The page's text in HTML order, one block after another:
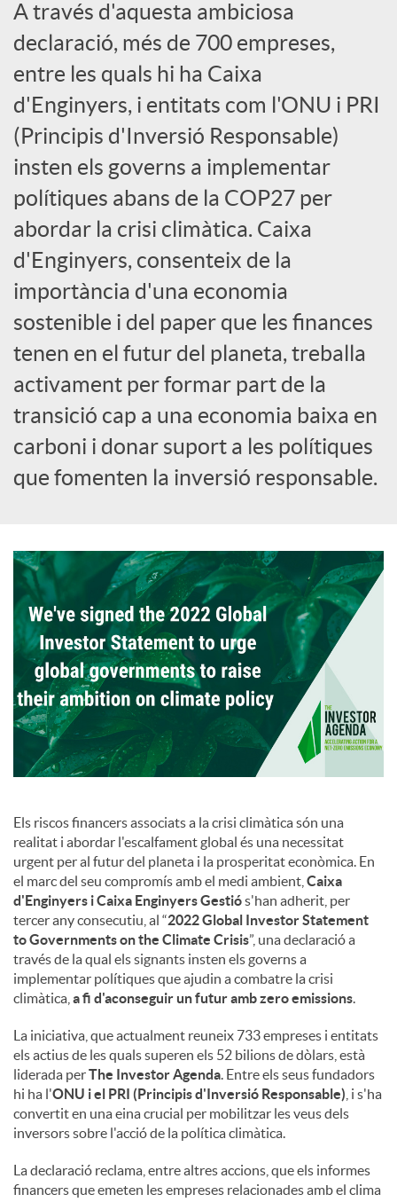
a
l
s
A través d'aquesta ambiciosa
declaració, més de 700 empreses,
entre les quals hi ha Caixa
d'Enginyers, i entitats com l'ONU i PRI
(Principis d'Inversió Responsable)
insten els governs a implementar
polítiques abans de la COP27 per
abordar la crisi climàtica. Caixa
d'Enginyers, consenteix de la
importància d'una economia
sostenible i del paper que les finances
tenen en el futur del planeta, treballa
activament per formar part de la
transició cap a una economia baixa en
carboni i donar suport a les polítiques
que fomenten la inversió responsable.
Els riscos financers associats a la crisi climàtica són una
realitat i abordar l'escalfament global és una necessitat
urgent per al futur del planeta i la prosperitat econòmica. En
el marc del seu compromís amb el medi ambient, Caixa
d'Enginyers i Caixa Enginyers Gestiós'han adherit, per
tercer any consecutiu, al “2022 Global Investor Statement
to Governments on the Climate Crisis”, una declaració a
través de la qual els signants insten els governs a
implementar polítiques que ajudin a combatre la crisi
climàtica, a fi d'aconseguir un futur amb zero emissions.
La iniciativa, que actualment reuneix 733 empreses i entitats
els actius de les quals superen els 52 bilions de dòlars, està
liderada perThe Investor Agenda. Entre els seus fundadors
hi ha l'ONU i el PRI (Principis d'Inversió Responsable) , i s'ha
convertit en una eina crucial per mobilitzar les veus dels
inversors sobre l'acció de la política climàtica.
La declaració reclama, entre altres accions, que els informes
financers que emeten les empreses relacionades amb el clima